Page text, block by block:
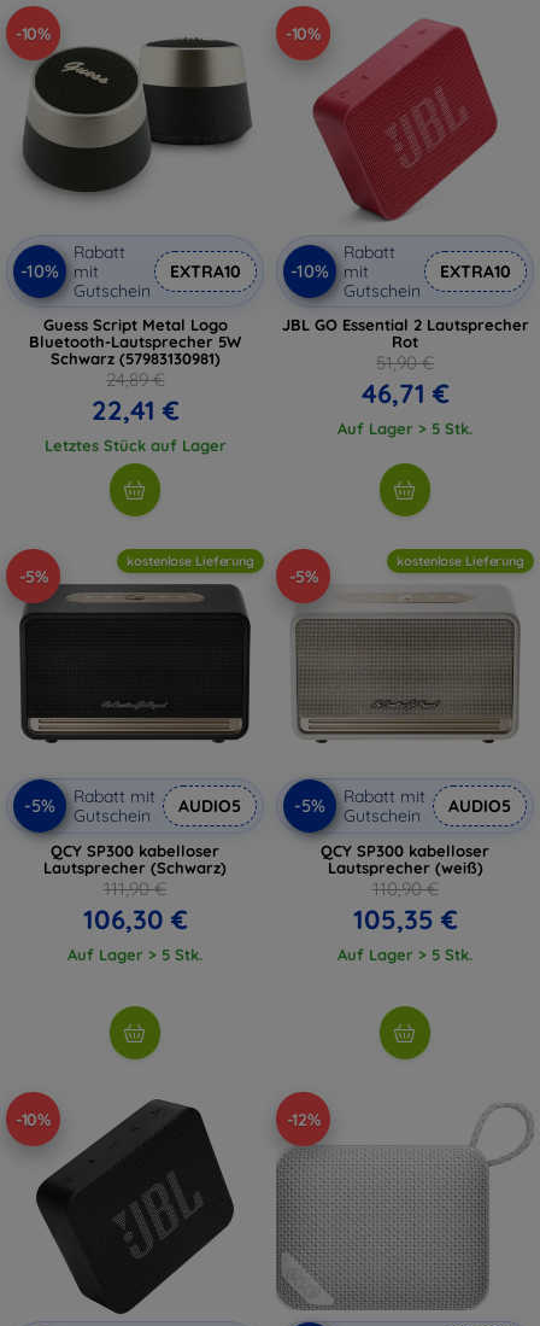
-10%
-10%
Rabatt
mit
Gutschein
EXTRA10
Guess Script Metal Logo
Bluetooth-Lautsprecher 5W
Schwarz (57983130981)
24,89 €
22,41 €
Letztes Stück auf Lager
-10%
-10%
Rabatt
mit
Gutschein
EXTRA10
JBL GO Essential 2 Lautsprecher
Rot
51,90 €
46,71 €
Auf Lager > 5 Stk.
-5%
kostenlose Lieferung
-5%
Rabatt mit
Gutschein
AUDIO5
QCY SP300 kabelloser
Lautsprecher (Schwarz)
111,90 €
106,30 €
Auf Lager > 5 Stk.
-5%
kostenlose Lieferung
-5%
Rabatt mit
Gutschein
AUDIO5
QCY SP300 kabelloser
Lautsprecher (weiß)
110,90 €
105,35 €
Auf Lager > 5 Stk.
-10% -12%